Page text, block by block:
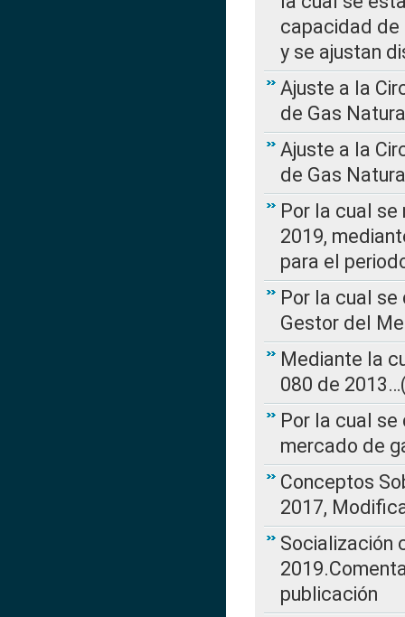
capacidad de
y se ajustan
Ajuste a la
de Gas
Ajuste a la
de Gas
Por la cual se
2019,
para el
Por la cual
Gestor del
Mediante la
080 de
Por la cual
mercado de
Conceptos
2017,
Socialización
publicación